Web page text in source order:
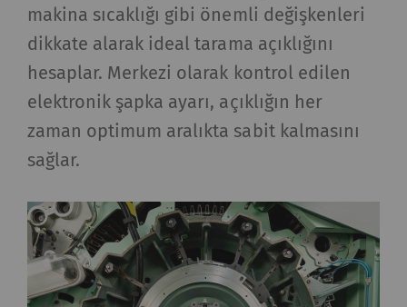
makina sıcaklığı gibi önemli değişkenleri
dikkate alarak ideal tarama açıklığını
hesaplar. Merkezi olarak kontrol edilen
elektronik şapka ayarı, açıklığın her
zaman optimum aralıkta sabit kalmasını
sağlar.